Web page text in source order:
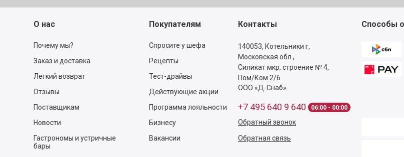
О нас
Почему мы?
Заказ и доставка
Легкий возврат
Отзывы
Поставщикам
Новости
Гастрономы и устричные
бары
Покупателям
Спросите у шефа
Рецепты
Тест-драйвы
Действующие акции
Программа лояльности
Бизнесу
Вакансии
Контакты
140053, Котельники г,
Московская обл.,
Силикат мкр, строение № 4,
Пом/Ком 2/6
ООО «Д-Снаб»
+7 495 640 9 640 06:00 - 00:00
Обратный звонок
Обратная связь
Способы